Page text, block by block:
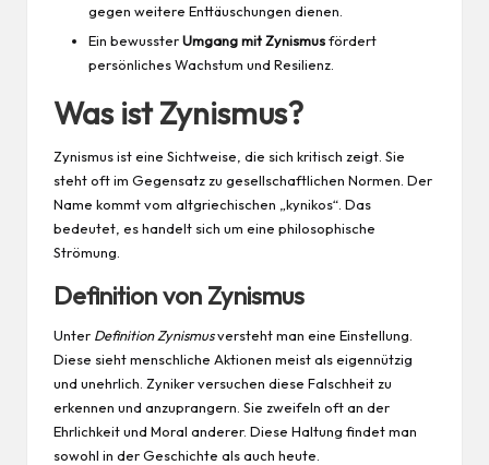
gegen weitere Enttäuschungen dienen.
Ein bewussterUmgang mit Zynismusfördert
persönliches Wachstum und Resilienz.
Was ist Zynismus?
Zynismus ist eine Sichtweise, die sich kritisch zeigt. Sie
steht oft im Gegensatz zu gesellschaftlichen Normen. Der
Name kommt vom altgriechischen „kynikos“. Das
bedeutet, es handelt sich um eine philosophische
Strömung.
Definition von Zynismus
Unter Definition Zynismusversteht man eine Einstellung.
Diese sieht menschliche Aktionen meist als eigennützig
und unehrlich. Zyniker versuchen diese Falschheit zu
erkennen und anzuprangern. Sie zweifeln oft an der
Ehrlichkeit und Moral anderer. Diese Haltung findet man
sowohl in der Geschichte als auch heute.